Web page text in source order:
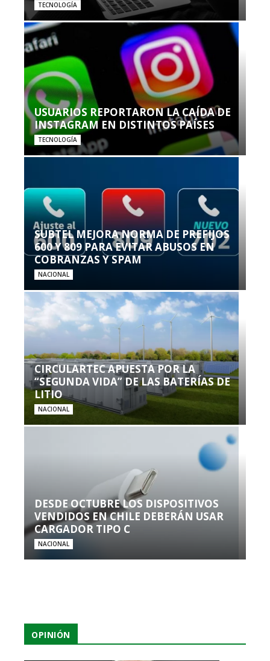
TECNOLOGÍA
USUARIOS REPORTARON LA CAÍDA DE
INSTAGRAM EN DISTINTOS PAÍSES
TECNOLOGÍA
SUBTEL MEJORA NORMA DE PREFIJOS
600 Y 809 PARA EVITAR ABUSOS EN
COBRANZAS Y SPAM
NACIONAL
CIRCULARTEC APUESTA POR LA
“SEGUNDA VIDA” DE LAS BATERÍAS DE
LITIO
NACIONAL
DESDE OCTUBRE LOS DISPOSITIVOS
VENDIDOS EN CHILE DEBERÁN USAR
CARGADOR TIPO C
NACIONAL
OPINIÓN